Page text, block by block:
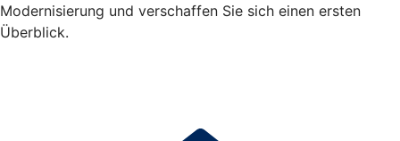
Modernisierung und verschaffen Sie sich einen ersten
Überblick.